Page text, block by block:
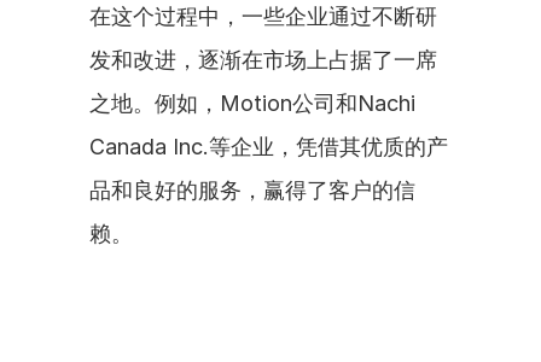
在这个过程中，一些企业通过不断研
发和改进，逐渐在市场上占据了一席
之地。例如，Motion公司和Nachi
Canada Inc.等企业，凭借其优质的产
品和良好的服务，赢得了客户的信
赖。